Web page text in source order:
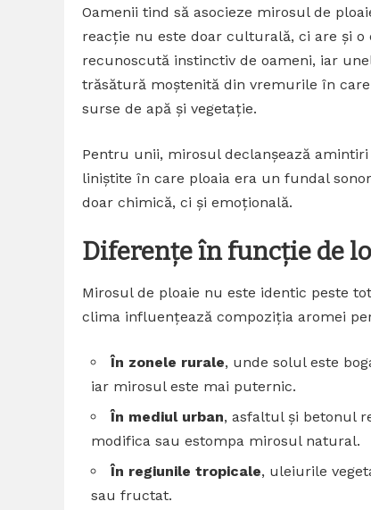
Oamenii tind să asocieze mirosul de
reacție nu este doar culturală, ci are și o
recunoscută instinctiv de oameni, iar
trăsătură moștenită din vremurile în
surse de apă și vegetație.
Pentru unii, mirosul declanșează
liniștite în care ploaia era un fundal
doar chimică, ci și emoțională.
Diferențe în funcție de
Mirosul de ploaie nu este identic peste
clima influențează compoziția aromei
În zonele rurale, unde solul este
iar mirosul este mai puternic.
În mediul urban, asfaltul și betonul
modifica sau estompa mirosul natural.
În regiunile tropicale, uleiurile
sau fructat.